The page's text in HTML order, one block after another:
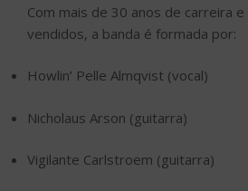
Com mais de 30 anos de carreira
vendidos, a banda é formada por:
Howlin’ Pelle Almqvist (vocal)
Nicholaus Arson (guitarra)
Vigilante Carlstroem (guitarra)